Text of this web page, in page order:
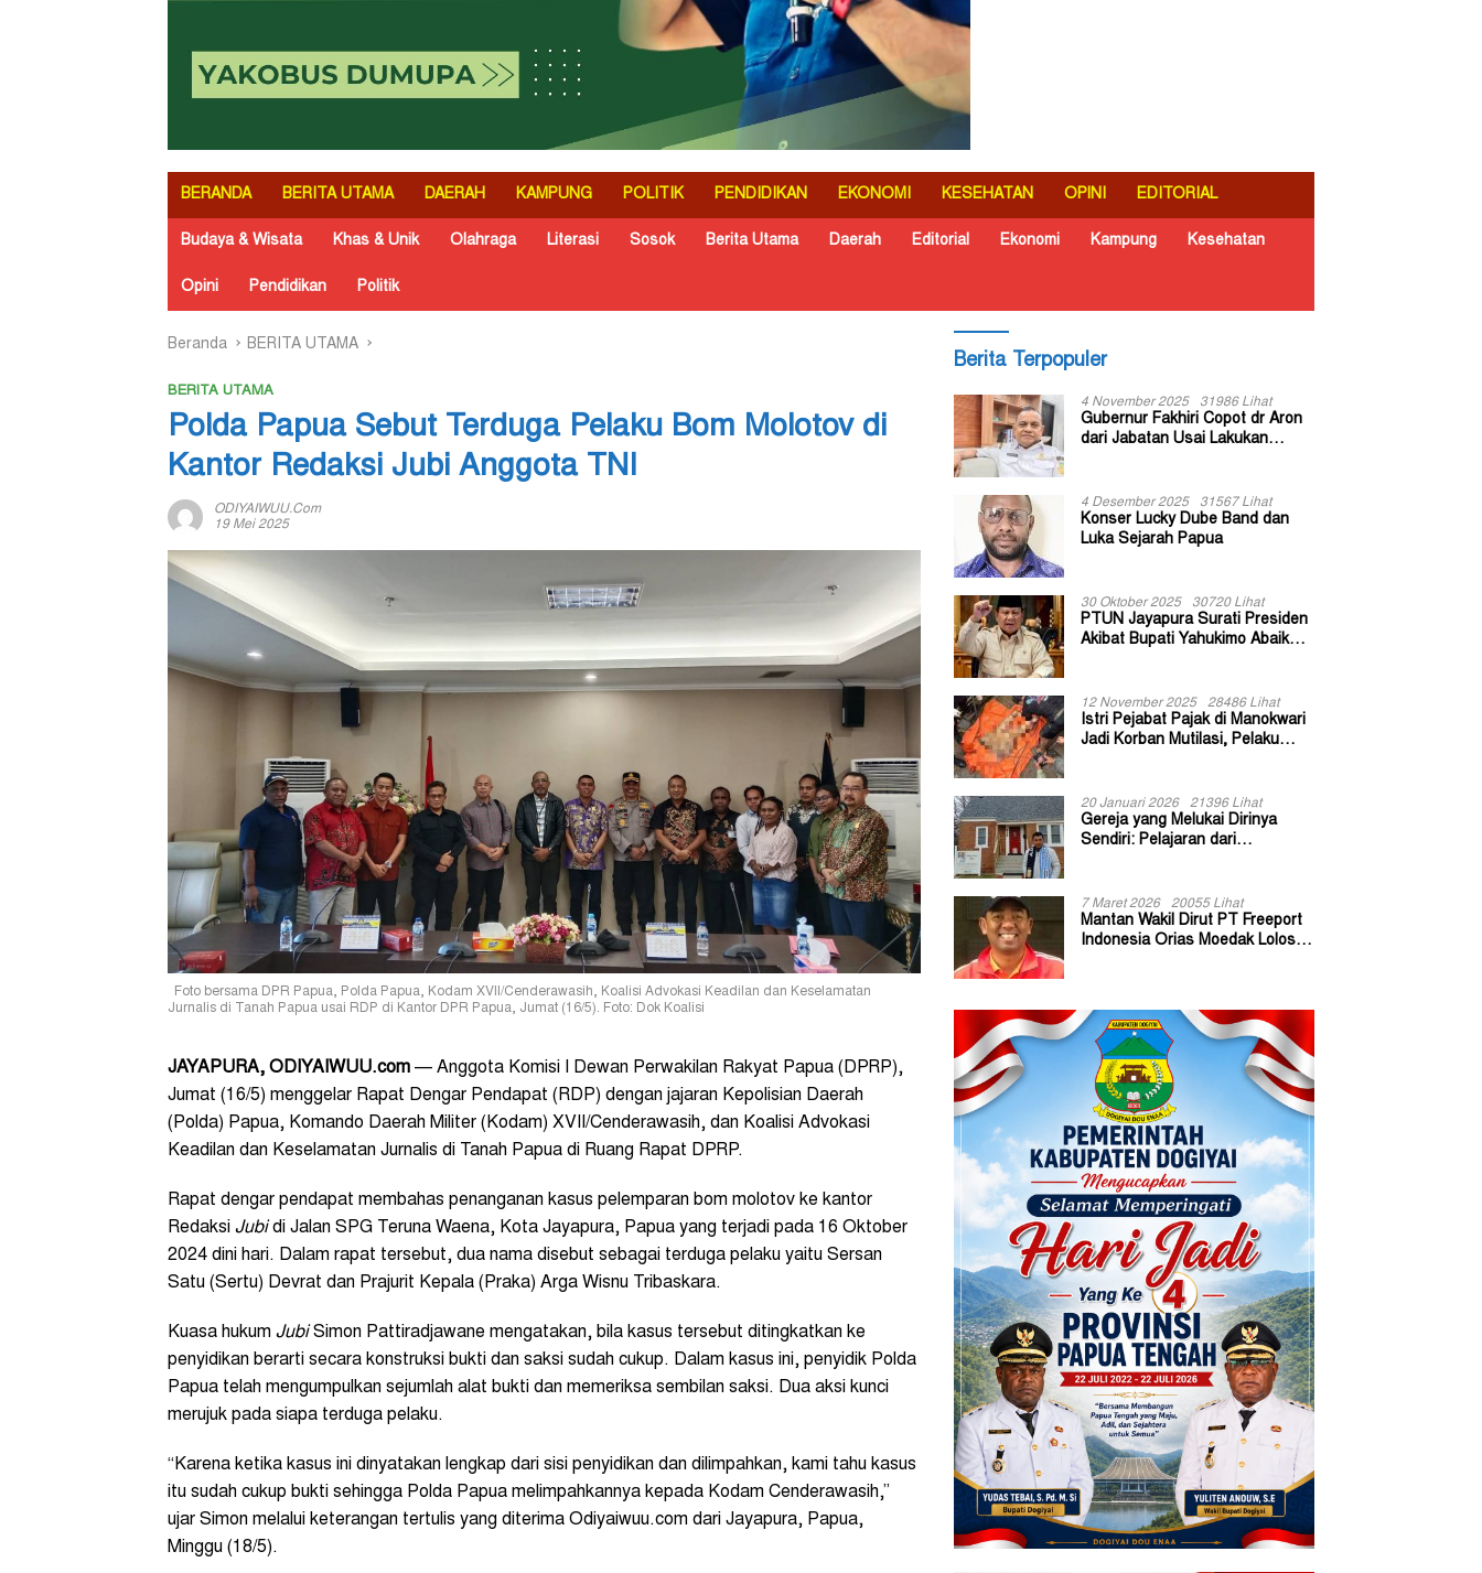
BERANDA BERITA UTAMA DAERAH KAMPUNG POLITIK PENDIDIKAN EKONOMI KESEHATAN OPINI EDITORIAL
Budaya & Wisata Khas & Unik Olahraga Literasi Sosok Berita Utama Daerah Editorial Ekonomi Kampung Kesehatan
Opini Pendidikan Politik
Beranda BERITA UTAMA
BERITA UTAMA
Polda Papua Sebut Terduga Pelaku Bom Molotov di
Kantor Redaksi Jubi Anggota TNI
ODIYAIWUU.com
19 Mei 2025
Foto bersama DPR Papua, Polda Papua, Kodam XVII/Cenderawasih, Koalisi Advokasi Keadilan dan Keselamatan
Jurnalis di Tanah Papua usai RDP di Kantor DPR Papua, Jumat (16/5). Foto: Dok Koalisi
JAYAPURA, ODIYAIWUU.com — Anggota Komisi I Dewan Perwakilan Rakyat Papua (DPRP),
Jumat (16/5) menggelar Rapat Dengar Pendapat (RDP) dengan jajaran Kepolisian Daerah
(Polda) Papua, Komando Daerah Militer (Kodam) XVII/Cenderawasih, dan Koalisi Advokasi
Keadilan dan Keselamatan Jurnalis di Tanah Papua di Ruang Rapat DPRP.
Rapat dengar pendapat membahas penanganan kasus pelemparan bom molotov ke kantor
Redaksi Jubidi Jalan SPG Teruna Waena, Kota Jayapura, Papua yang terjadi pada 16 Oktober
2024 dini hari. Dalam rapat tersebut, dua nama disebut sebagai terduga pelaku yaitu Sersan
Satu (Sertu) Devrat dan Prajurit Kepala (Praka) Arga Wisnu Tribaskara.
Kuasa hukum JubiSimon Pattiradjawane mengatakan, bila kasus tersebut ditingkatkan ke
penyidikan berarti secara konstruksi bukti dan saksi sudah cukup. Dalam kasus ini, penyidik Polda
Papua telah mengumpulkan sejumlah alat bukti dan memeriksa sembilan saksi. Dua aksi kunci
merujuk pada siapa terduga pelaku.
“Karena ketika kasus ini dinyatakan lengkap dari sisi penyidikan dan dilimpahkan, kami tahu kasus
itu sudah cukup bukti sehingga Polda Papua melimpahkannya kepada Kodam Cenderawasih,”
ujar Simon melalui keterangan tertulis yang diterima Odiyaiwuu.com dari Jayapura, Papua,
Minggu (18/5).
Berita Terpopuler
4 November 2025 31986 Lihat
Gubernur Fakhiri Copot dr Aron
dari Jabatan Usai Lakukan
4 Desember 2025 31567 Lihat
Konser Lucky Dube Band dan
Luka Sejarah Papua
30 Oktober 2025 30720 Lihat
PTUN Jayapura Surati Presiden
Akibat Bupati Yahukimo Abaikan
12 November 2025 28486 Lihat
Istri Pejabat Pajak di Manokwari
Jadi Korban Mutilasi, Pelaku
20 Januari 2026 21396 Lihat
Gereja yang Melukai Dirinya
Sendiri: Pelajaran dari
7 Maret 2026 20055 Lihat
Mantan Wakil Dirut PT Freeport
Indonesia Orias Moedak Lolos